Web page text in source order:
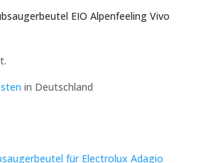
EIO Alpenfeeling Vivo
in Deutschland